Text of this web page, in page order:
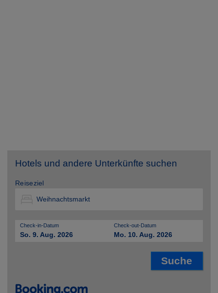
Hotels und andere Unterkünfte suchen
Reiseziel
Check-in-Datum
So. 9. Aug. 2026
Check-out-Datum
Mo. 10. Aug. 2026